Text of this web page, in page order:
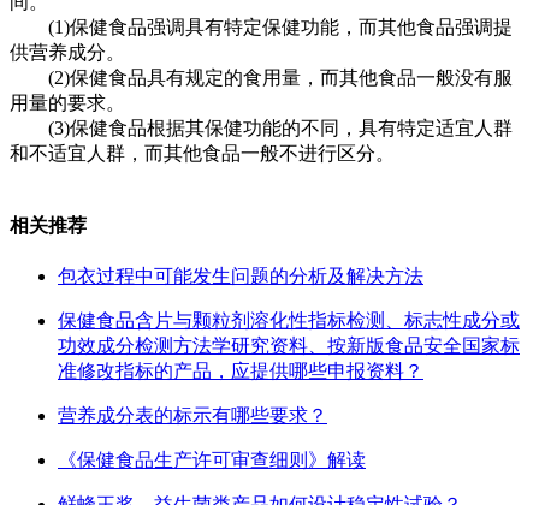
(1)保健食品强调具有特定保健功能，而其他食品强调提
供营养成分。
(2)保健食品具有规定的食用量，而其他食品一般没有服
用量的要求。
(3)保健食品根据其保健功能的不同，具有特定适宜人群
和不适宜人群，而其他食品一般不进行区分。
相关推荐
包衣过程中可能发生问题的分析及解决方法
保健食品含片与颗粒剂溶化性指标检测、标志性成分或
功效成分检测方法学研究资料、按新版食品安全国家标
准修改指标的产品，应提供哪些申报资料？
营养成分表的标示有哪些要求？
《保健食品生产许可审查细则》解读